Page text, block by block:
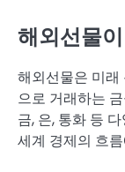
해외선물
해외선물은 미래
으로 거래하는
금, 은, 통화 등
세계 경제의 흐